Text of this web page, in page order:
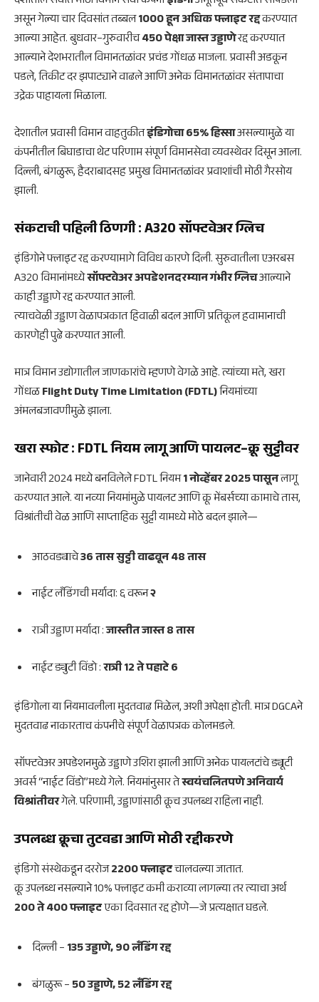
असून गेल्या चार दिवसांत तब्बल1000 हून अधिक फ्लाइट रद्दकरण्यात
आल्या आहेत. बुधवार–गुरुवारीच450 पेक्षा जास्त उड्डाणेरद्द करण्यात
आल्याने देशभरातील विमानतळांवर प्रचंड गोंधळ माजला. प्रवासी अडकून
पडले, तिकीट दर झपाट्याने वाढले आणि अनेक विमानतळांवर संतापाचा
उद्रेक पाहायला मिळाला.
देशातील प्रवासी विमान वाहतुकीतइंडिगोचा 65% हिस्साअसल्यामुळे या
कंपनीतील बिघाडाचा थेट परिणाम संपूर्ण विमानसेवा व्यवस्थेवर दिसून आला.
दिल्ली, बंगळुरू, हैदराबादसह प्रमुख विमानतळांवर प्रवाशांची मोठी गैरसोय
झाली.
संकटाची पहिली ठिणगी : A320 सॉफ्टवेअर ग्लिच
इंडिगोने फ्लाइट रद्द करण्यामागे विविध कारणे दिली. सुरुवातीला एअरबस
A320 विमानांमध्येसॉफ्टवेअर अपडेशनदरम्यान गंभीर ग्लिचआल्याने
काही उड्डाणे रद्द करण्यात आली.
त्याचवेळी उड्डाण वेळापत्रकात हिवाळी बदल आणि प्रतिकूल हवामानाची
कारणेही पुढे करण्यात आली.
मात्र विमान उद्योगातील जाणकारांचे म्हणणे वेगळे आहे. त्यांच्या मते, खरा
गोंधळFlight Duty Time Limitation (FDTL)नियमांच्या
अंमलबजावणीमुळे झाला.
खरा स्फोट : FDTL नियम लागू आणि पायलट–क्रू सुट्टीवर
जानेवारी 2024 मध्ये बनविलेले FDTL नियम1 नोव्हेंबर 2025 पासूनलागू
करण्यात आले. या नव्या नियमांमुळे पायलट आणि क्रू मेंबर्सच्या कामाचे तास,
विश्रांतीची वेळ आणि साप्ताहिक सुट्टी यामध्ये मोठे बदल झाले—
आठवड्याचे36 तास सुट्टी वाढवून 48 तास
नाईट लँडिंगची मर्यादा: ६ वरून२
रात्री उड्डाण मर्यादा :जास्तीत जास्त 8 तास
नाईट ड्युटी विंडो :रात्री 12 ते पहाटे 6
इंडिगोला या नियमावलीला मुदतवाढ मिळेल, अशी अपेक्षा होती. मात्र DGCAने
मुदतवाढ नाकारताच कंपनीचे संपूर्ण वेळापत्रक कोलमडले.
सॉफ्टवेअर अपडेशनमुळे उड्डाणे उशिरा झाली आणि अनेक पायलटांचे ड्यूटी
अवर्स “नाईट विंडो”मध्ये गेले. नियमांनुसार तेस्वयंचलितपणे अनिवार्य
विश्रांतीवरगेले. परिणामी, उड्डाणांसाठी क्रूच उपलब्ध राहिला नाही.
उपलब्ध क्रूचा तुटवडा आणि मोठी रद्दीकरणे
इंडिगो संस्थेकडून दररोज2200 फ्लाइटचालवल्या जातात.
क्रू उपलब्ध नसल्याने 10% फ्लाइट कमी कराव्या लागल्या तर त्याचा अर्थ
200 ते 400 फ्लाइटएका दिवसात रद्द होणे—जे प्रत्यक्षात घडले.
दिल्ली –135 उड्डाणे, 90 लँडिंग रद्द
बंगळुरू –50 उड्डाणे, 52 लँडिंग रद्द